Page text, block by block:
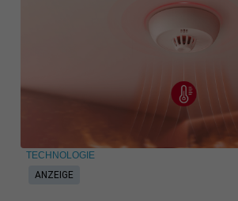
ANZEIGE
TECHNOLOGIE